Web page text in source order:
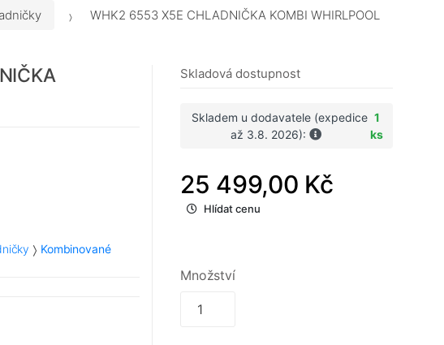
WHK2 6553 X5E CHLADNIČKA KOMBI WHIRLPOOL
Kombinované
Skladová dostupnost
Skladem u dodavatele (expedice
až 3.8. 2026):
1
ks
25 499,00 Kč
Hlídat cenu
Množství